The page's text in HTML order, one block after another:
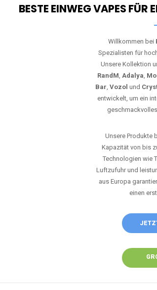
BESTE EINWEG VAPES FÜR
Willkommen bei
Spezialisten für
Unsere Kollektion
RandM, Adalya,
Bar, Vozol und
entwickelt, um ein
Unsere Produkte
Kapazität von bis
Technologien wie
Luftzufuhr und
aus Europa
einen